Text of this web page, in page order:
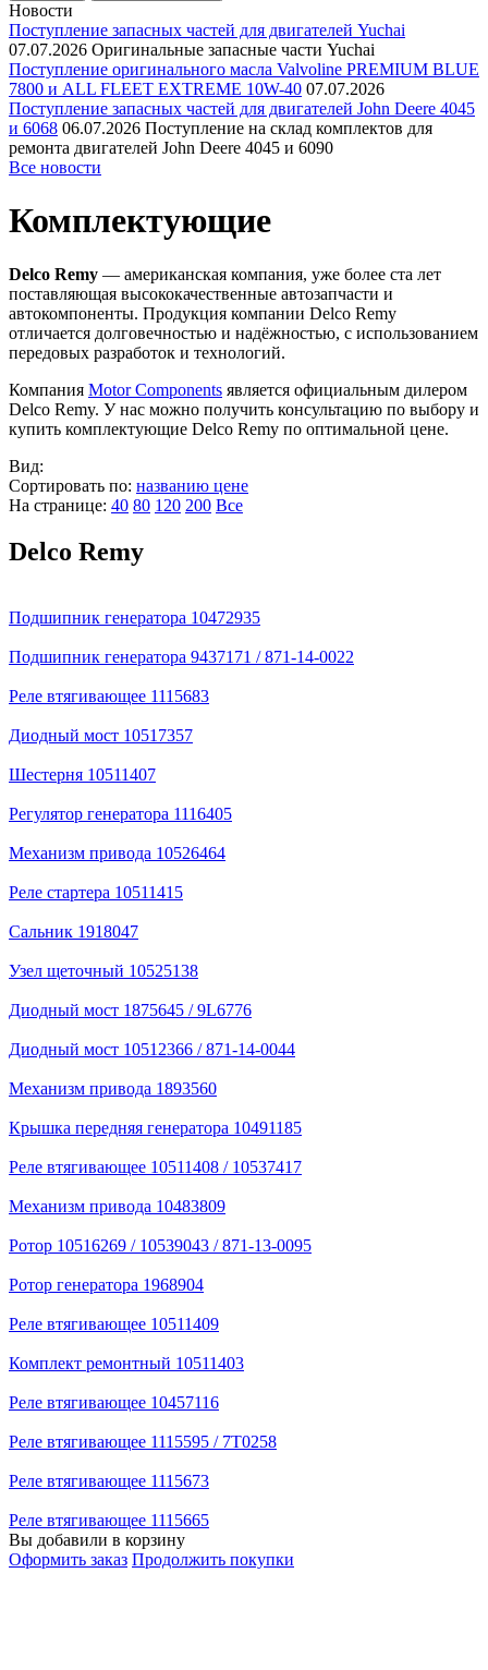
Новости
Поступление запасных частей для двигателей Yuchai
07.07.2026 Оригинальные запасные части Yuchai
Поступление оригинального масла Valvoline PREMIUM BLUE
7800 и ALL FLEET EXTREME 10W-40 07.07.2026
Поступление запасных частей для двигателей John Deere 4045
и 6068 06.07.2026 Поступление на склад комплектов для
ремонта двигателей John Deere 4045 и 6090
Все новости
Комплектующие
Delco Remy — американская компания, уже более ста лет
поставляющая высококачественные автозапчасти и
автокомпоненты. Продукция компании Delco Remy
отличается долговечностью и надёжностью, с использованием
передовых разработок и технологий.
Компания Motor Components является официальным дилером
Delco Remy. У нас можно получить консультацию по выбору и
купить комплектующие Delco Remy по оптимальной цене.
Вид:
Сортировать по: названию цене
На странице: 40 80 120 200 Все
Delco Remy
Подшипник генератора 10472935
Подшипник генератора 9437171 / 871-14-0022
Реле втягивающее 1115683
Диодный мост 10517357
Шестерня 10511407
Регулятор генератора 1116405
Механизм привода 10526464
Реле стартера 10511415
Сальник 1918047
Узел щеточный 10525138
Диодный мост 1875645 / 9L6776
Диодный мост 10512366 / 871-14-0044
Механизм привода 1893560
Крышка передняя генератора 10491185
Реле втягивающее 10511408 / 10537417
Механизм привода 10483809
Ротор 10516269 / 10539043 / 871-13-0095
Ротор генератора 1968904
Реле втягивающее 10511409
Комплект ремонтный 10511403
Реле втягивающее 10457116
Реле втягивающее 1115595 / 7T0258
Реле втягивающее 1115673
Реле втягивающее 1115665
Вы добавили в корзину
Оформить заказ Продолжить покупки